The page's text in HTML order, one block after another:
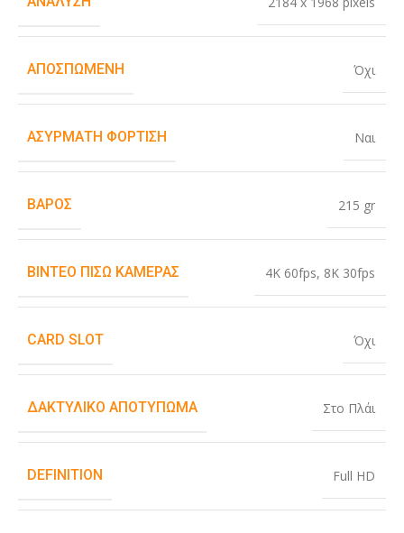
ΑΠΟΣΠΏΜΕΝΗ Όχι
ΑΣΎΡΜΑΤΗ ΦΌΡΤΙΣΗ Ναι
ΒΆΡΟΣ 215 gr
ΒΊΝΤΕΟ ΠΊΣΩ ΚΆΜΕΡΑΣ 4K 60fps, 8K 30fps
CARD SLOT Όχι
ΔΑΚΤΥΛΙΚΌ ΑΠΟΤΎΠΩΜΑ Στο Πλάι
DEFINITION Full HD